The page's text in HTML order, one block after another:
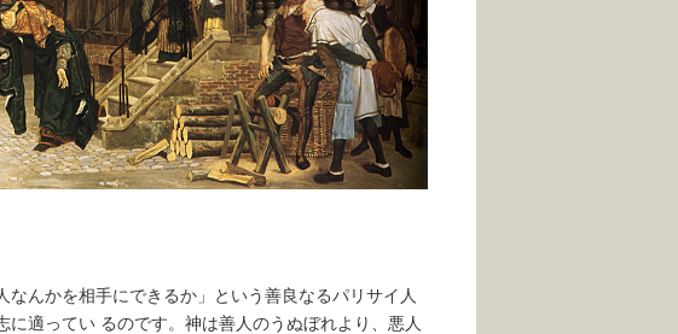
んかを相手にできるか」という善良なるパリサイ人
に適ってい るのです。神は善人のうぬぼれより、悪人